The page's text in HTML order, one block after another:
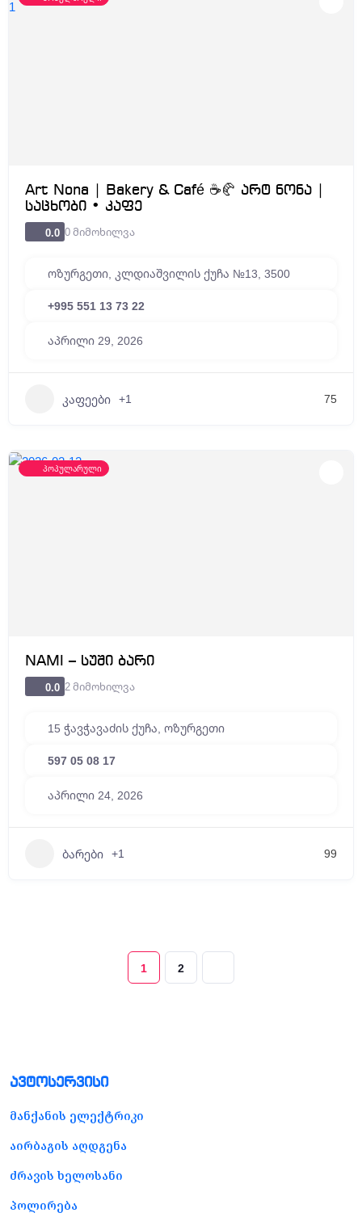
Art Nona | Bakery & Café ☕🥐 არტ ნონა |
საცხობი • კაფე
0.0 0 მიმოხილვა
ოზურგეთი, კლდიაშვილის ქუჩა №13, 3500
+995 551 13 73 22
აპრილი 29, 2026
კაფეები +1 75
პოპულარული
NAMI – სუში ბარი
0.0 2 მიმოხილვა
15 ჭავჭავაძის ქუჩა, ოზურგეთი
597 05 08 17
აპრილი 24, 2026
ბარები +1 99
1 2
ავტოსერვისი
მანქანის ელექტრიკი
აირბაგის აღდგენა
ძრავის ხელოსანი
პოლირება